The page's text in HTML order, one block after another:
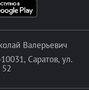
Валерьевич
Саратов, ул.